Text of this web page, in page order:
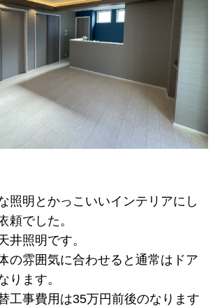
照明とかっこいいインテリアにし
頼でした。
井照明です。
の雰囲気に合わせると通常はドア
ります。
工事費用は35万円前後のなります